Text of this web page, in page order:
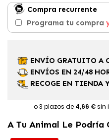
Compra recurrente
Programa tu compra
ENVÍO GRATUITO A
ENVÍOS EN 24/48
RECOGE EN TIENDA
A Tu Animal Le Podría